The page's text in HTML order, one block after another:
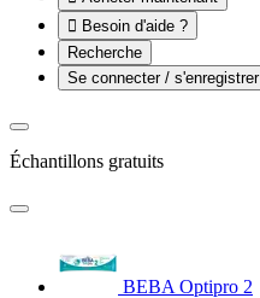
 Besoin d'aide ?
Recherche
Se connecter / s'enregistrer
Échantillons gratuits
BEBA Optipro 2